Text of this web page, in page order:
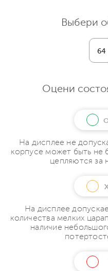
Выбери
64
Оцени
На дисплее не
корпусе может быть не
цепляются за
На дисплее
количества мелких
наличие